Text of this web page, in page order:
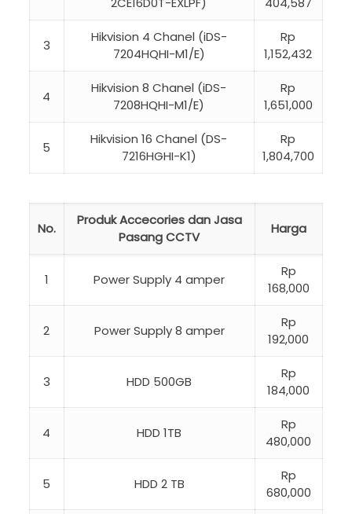
3
Hikvision 4 Chanel (iDS-
7204HQHI-M1/E)
Rp
1,152,432
4
Hikvision 8 Chanel (iDS-
7208HQHI-M1/E)
Rp
1,651,000
5
Hikvision 16 Chanel (DS-
7216HGHI-K1)
Rp
1,804,700
No.
Produk Accecories dan Jasa
Pasang CCTV
Harga
1 Power Supply 4 amper
Rp
168,000
2 Power Supply 8 amper
Rp
192,000
3 HDD 500GB
Rp
184,000
4 HDD 1TB
Rp
480,000
5 HDD 2 TB
Rp
680,000